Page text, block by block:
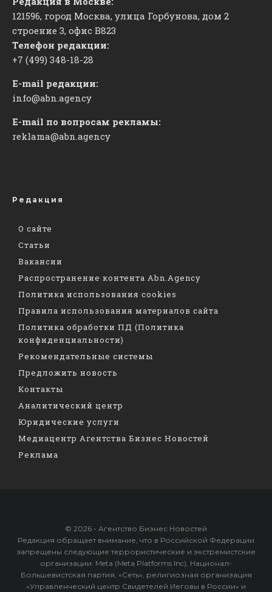
121596, город Москва, улица Горбунова, дом 2
строение 3, офис ​В823
Телефон редакции:
+7 (499) 348-18-28
E-mail редакции:
info@abn.agency
E-mail по вопросам рекламы:
reklama@abn.agency
Редакция
О сайте
Статьи
Вакансии
Распространение контента Abn.Agency
Политика использования cookies
Правила использования материалов сайта
Политика обработки ПД (Политика
конфиденциальности)
Рекомендательные системы
Предложить новость
Контакты
Аналитический центр
Юридические услуги
Медиацентр Агентства Бизнес Новостей
Реклама
© 2026 - Агентство Бизнес Новостей
Редакция обращает внимание, что в Российской Федерации
запрещены следующие террористические и экстремистские
организации: Meta (Meta Platforms Inc), Национал-
Большевистская партия, «Сеть», религиозная организация
«Управленческий центр Свидетелей Иеговы в России» и